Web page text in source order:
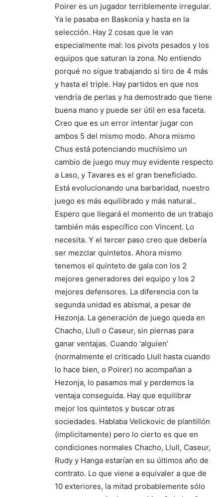
Poirer es un jugador terriblemente irregular.
Ya le pasaba en Baskonia y hasta en la
selección. Hay 2 cosas que le van
especialmente mal: los pivots pesados y los
equipos que saturan la zona. No entiendo
porqué no sigue trabajando si tiro de 4 más
y hasta el triple. Hay partidos en que nos
vendría de perlas y ha demostrado que tiene
buena mano y puede ser útil en esa faceta.
Creo que es un error intentar jugar con
ambos 5 del mismo modo. Ahora mismo
Chus está potenciando muchísimo un
cambio de juego muy muy evidente respecto
a Laso, y Tavares es el gran beneficiado.
Está evolucionando una barbaridad, nuestro
juego es más equilibrado y más natural..
Espero que llegará el momento de un trabajo
también más específico con Vincent. Lo
necesita. Y el tercer paso creo que debería
ser mezclar quintetos. Ahora mismo
tenemos el quinteto de gala con los 2
mejores generadores del equipo y los 2
mejores defensores. La diferencia con la
segunda unidad es abismal, a pesar de
Hezonja. La generación de juego queda en
Chacho, Llull o Caseur, sin piernas para
ganar ventajas. Cuando ‘alguien’
(normalmente el criticado Llull hasta cuando
lo hace bien, o Poirer) no acompañan a
Hezonja, lo pasamos mal y perdemos la
ventaja conseguida. Hay que equilibrar
mejor los quintetos y buscar otras
sociedades. Hablaba Velickovic de plantillón
(implicitamente) pero lo cierto es que en
condiciones normales Chacho, Llull, Caseur,
Rudy y Hanga estarían en su últimos año de
contrato. Lo que viene a equivaler a que de
10 exteriores, la mitad probablemente sólo